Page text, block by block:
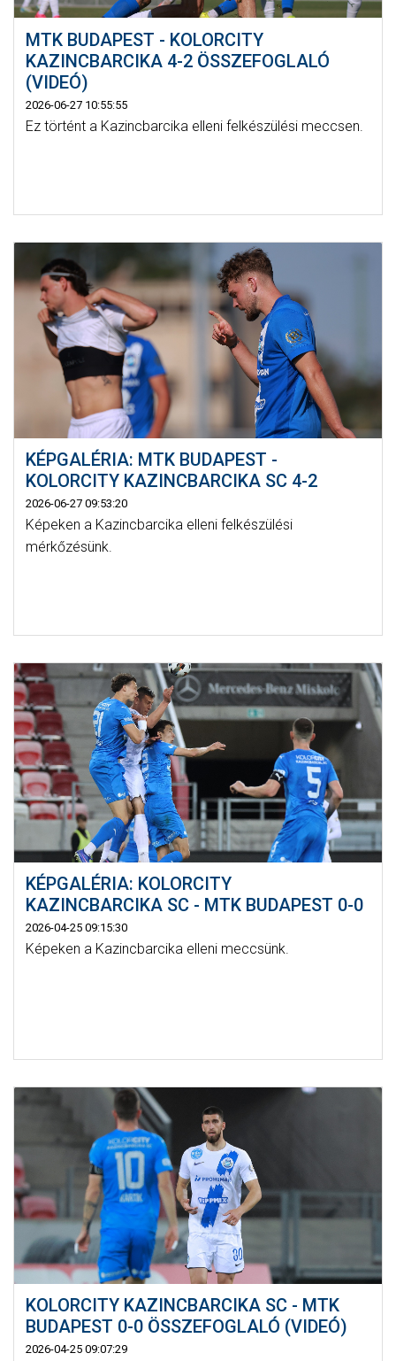
MTK BUDAPEST - KOLORCITY
KAZINCBARCIKA 4-2 ÖSSZEFOGLALÓ
(VIDEÓ)
2026-06-27 10:55:55
Ez történt a Kazincbarcika elleni felkészülési meccsen.
KÉPGALÉRIA: MTK BUDAPEST -
KOLORCITY KAZINCBARCIKA SC 4-2
2026-06-27 09:53:20
Képeken a Kazincbarcika elleni felkészülési
mérkőzésünk.
KÉPGALÉRIA: KOLORCITY
KAZINCBARCIKA SC - MTK BUDAPEST 0-0
2026-04-25 09:15:30
Képeken a Kazincbarcika elleni meccsünk.
KOLORCITY KAZINCBARCIKA SC - MTK
BUDAPEST 0-0 ÖSSZEFOGLALÓ (VIDEÓ)
2026-04-25 09:07:29